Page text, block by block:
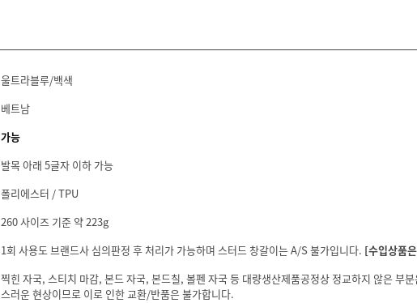
울트라블루/백색
베트남
가능
발목 아래 5글자 이하 가능
폴리에스터 / TPU
260 사이즈 기준 약 223g
1회 사용도 브랜드사 심의판정 후 처리가 가능하며 스터드 창갈이는 A/S 불가입니다. [수입상품
찍힌 자국, 스티치 마감, 본드 자국, 본드칠, 볼펜 자국 등 대량생산제품공정상 정교하지 않은 부
스러운 현상이므로 이로 인한 교환/반품은 불가합니다.